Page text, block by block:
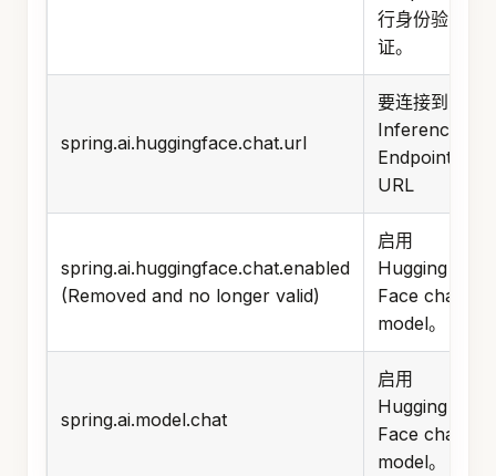
行身份验
证。
spring.ai.huggingface.chat.url
要连接到的
Inference
Endpoint 的
URL
spring.ai.huggingface.chat.enabled
(Removed and no longer valid)
启用
Hugging
Face chat
model。
spring.ai.model.chat
启用
Hugging
Face chat
model。